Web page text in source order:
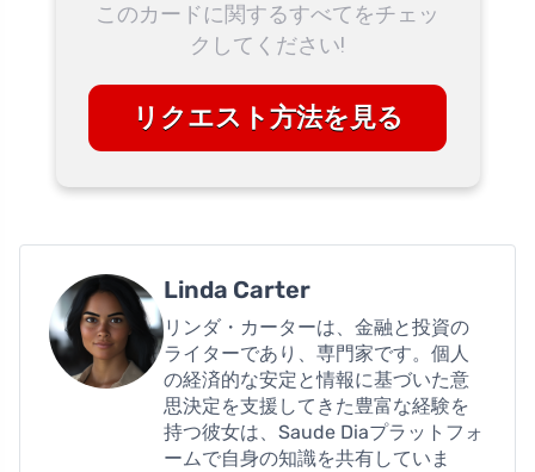
このカードに関するすべてをチェッ
クしてください!
リクエスト方法を見る
Linda Carter
リンダ・カーターは、金融と投資の
ライターであり、専門家です。個人
の経済的な安定と情報に基づいた意
思決定を支援してきた豊富な経験を
持つ彼女は、Saude Diaプラットフォ
ームで自身の知識を共有していま